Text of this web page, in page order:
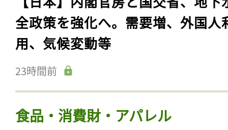
全政策を強化へ。需要増、外国人
用、気候変動等
23時間前
食品・消費財・アパレル